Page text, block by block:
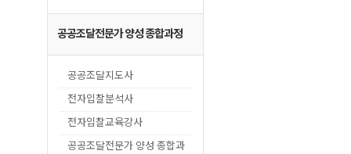
공공조달전문가 양성 종합과정
공공조달지도사
전자입찰분석사
전자입찰교육강사
공공조달전문가 양성 종합과